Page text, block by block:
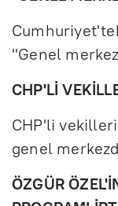
"Genel
CHP'Lİ
CHP'li
genel
ÖZGÜR